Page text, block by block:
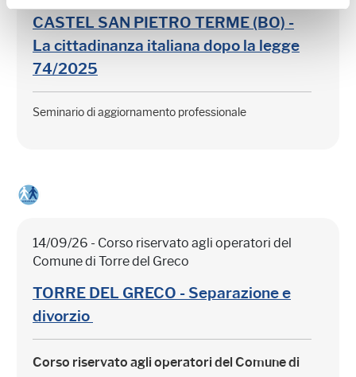
CASTEL SAN PIETRO TERME (BO) -
La cittadinanza italiana dopo la legge
74/2025
Seminario di aggiornamento professionale
14/09/26 - Corso riservato agli operatori del
Comune di Torre del Greco
TORRE DEL GRECO - Separazione e
divorzio
Corso riservato agli operatori del Comune di